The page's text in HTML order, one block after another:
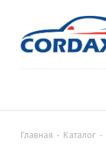
Главная - Каталог -